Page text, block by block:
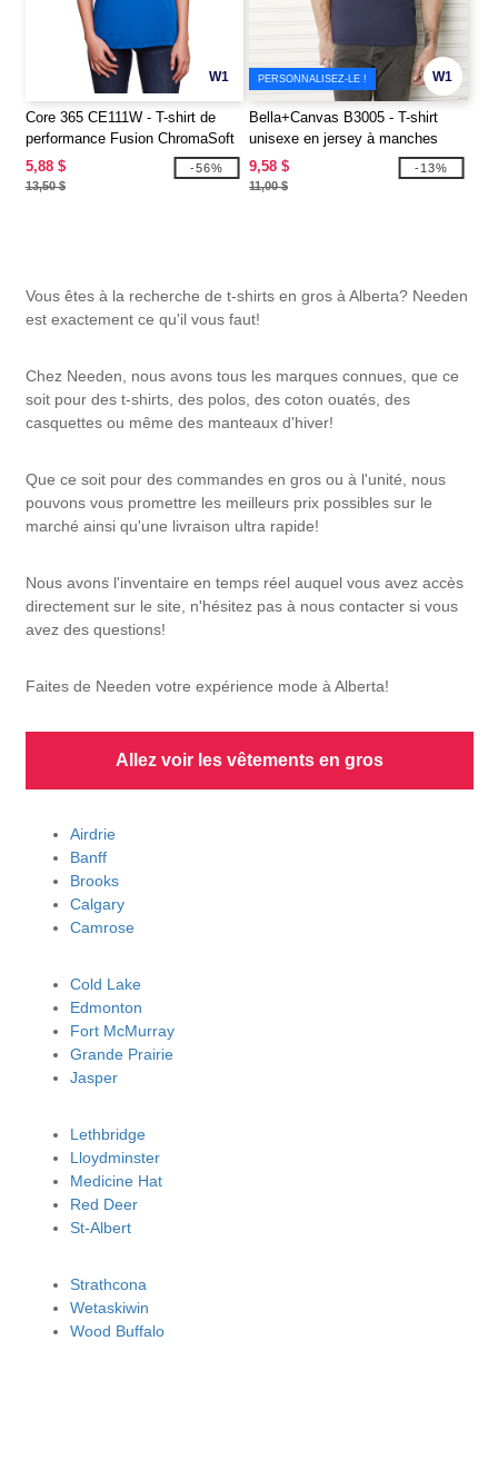
W1
Core 365 CE111W - T-shirt de
performance Fusion ChromaSoft
pour dames
5,88 $
13,50 $
-56%
W1
PERSONNALISEZ-LE !
Bella+Canvas B3005 - T-shirt
unisexe en jersey à manches
courtes et col en V
9,58 $
11,00 $
-13%
Vous êtes à la recherche de t-shirts en gros à Alberta? Needen
est exactement ce qu'il vous faut!
Chez Needen, nous avons tous les marques connues, que ce
soit pour des t-shirts, des polos, des coton ouatés, des
casquettes ou même des manteaux d'hiver!
Que ce soit pour des commandes en gros ou à l'unité, nous
pouvons vous promettre les meilleurs prix possibles sur le
marché ainsi qu'une livraison ultra rapide!
Nous avons l'inventaire en temps réel auquel vous avez accès
directement sur le site, n'hésitez pas à nous contacter si vous
avez des questions!
Faites de Needen votre expérience mode à Alberta!
Allez voir les vêtements en gros
Airdrie
Banff
Brooks
Calgary
Camrose
Cold Lake
Edmonton
Fort McMurray
Grande Prairie
Jasper
Lethbridge
Lloydminster
Medicine Hat
Red Deer
St-Albert
Strathcona
Wetaskiwin
Wood Buffalo